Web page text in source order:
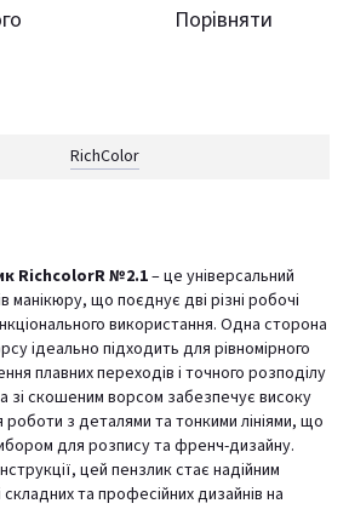
Порівняти
RichСolor
RichcolorR №2.1– це універсальний
манікюру, що поєднує дві різні робочі
використання. Одна сторона
ідеально підходить для рівномірного
плавних переходів і точного розподілу
зі скошеним ворсом забезпечує високу
роботи з деталями та тонкими лініями, що
для розпису та френч-дизайну.
цей пензлик стає надійним
та професійних дизайнів на